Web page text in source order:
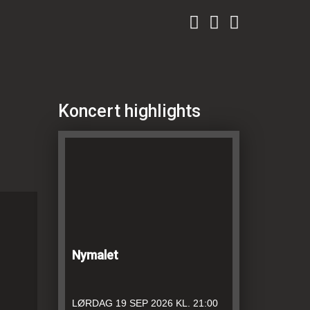
Koncert highlights
Nymalet
LØRDAG 19 SEP 2026 KL. 21:00